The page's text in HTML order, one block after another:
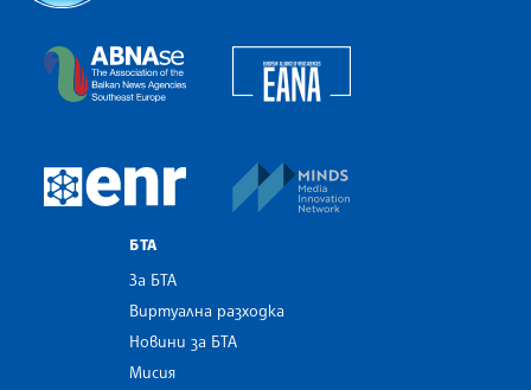
The Assocoation of the Balkan News Agencies
European Newsroom
БТА
За БТА
Виртуална разходка
Новини за БТА
Мисия